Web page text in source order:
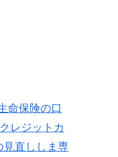
命保険の口
クレジットカ
見直ししま専